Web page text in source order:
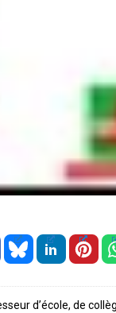
d’école, de